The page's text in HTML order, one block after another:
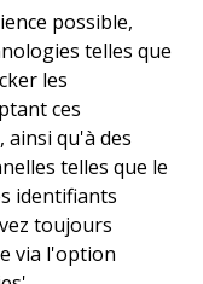
possible,
telles que
les
ces
qu'à des
telles que le
identifiants
toujours
via l'option